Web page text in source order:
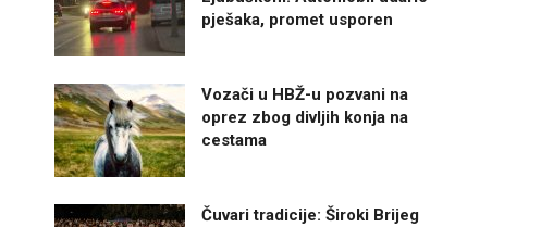
pješaka, promet usporen
Vozači u HBŽ-u pozvani na
oprez zbog divljih konja na
cestama
Čuvari tradicije: Široki Brijeg